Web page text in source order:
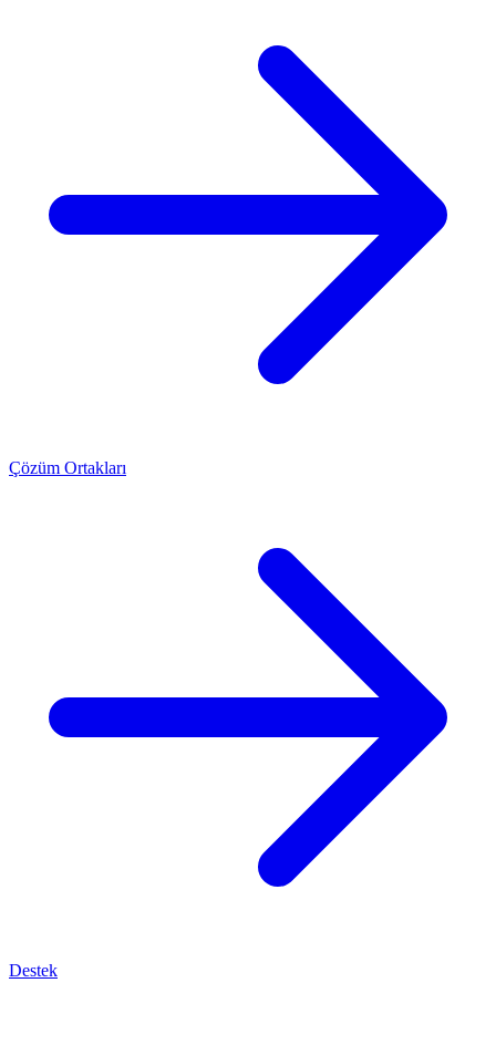
Çözüm Ortakları
Destek